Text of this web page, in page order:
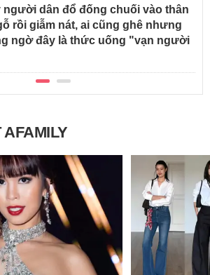
người dân đổ đống chuối vào thân
rồi giẫm nát, ai cũng ghê nhưng
ngờ đây là thức uống "vạn người